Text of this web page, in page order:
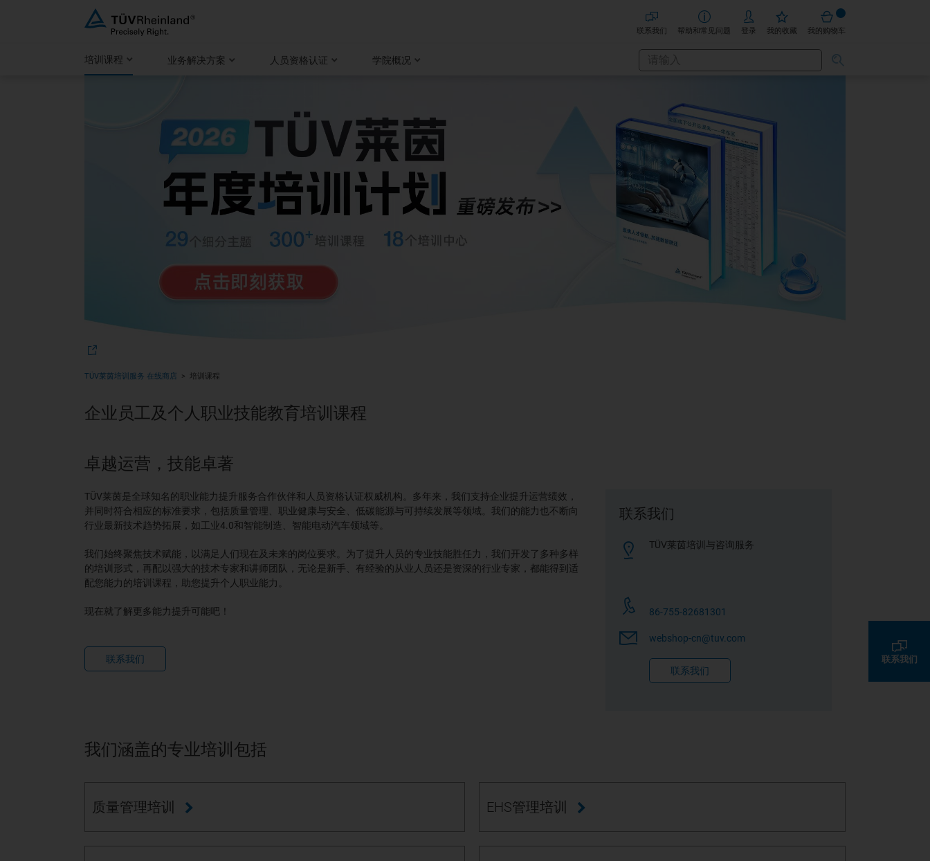
登录 我的收藏 我的购物车
帮助和常见问题
联系我们
跳
内
培训课程 业务解决方案 人员资格认证
学院概况
搜
TÜV莱茵培训服务 在线商店 培训课程
企业员工及个人职业技能教育培训课程
卓越运营，技能卓著
TÜV莱茵是全球知名的职业能力提升服务合作伙伴和人员资格认证权威机构。多年来，我们支持企业提升运营绩效，
并同时符合相应的标准要求，包括质量管理、职业健康与安全、低碳能源与可持续发展等领域。我们的能力也不断向
行业最新技术趋势拓展，如工业4.0和智能制造、智能电动汽车领域等。
我们始终聚焦技术赋能，以满足人们现在及未来的岗位要求。为了提升人员的专业技能胜任力，我们开发了多种多样
的培训形式，再配以强大的技术专家和讲师团队，无论是新手、有经验的从业人员还是资深的行业专家，都能得到适
配您能力的培训课程，助您提升个人职业能力。
现在就了解更多能力提升可能吧！
联系我们
联系我们
TÜV莱茵培训与咨询服务
86-755-82681301
webshop-cn@tuv.com
联系我们
我们涵盖的专业培训包括
质量管理培训 EHS管理培训
联系我们